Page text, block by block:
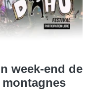
week-end de